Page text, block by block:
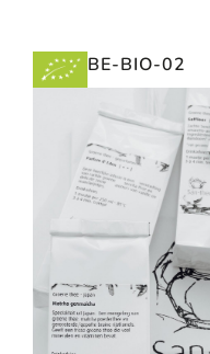
BE-BIO-02